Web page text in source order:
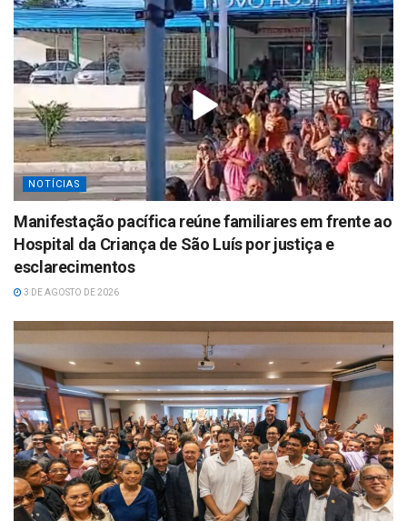
NOTÍCIAS
Manifestação pacífica reúne familiares em frente ao
Hospital da Criança de São Luís por justiça e
esclarecimentos
3 DE AGOSTO DE 2026